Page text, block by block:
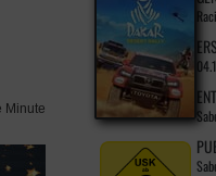
Minute